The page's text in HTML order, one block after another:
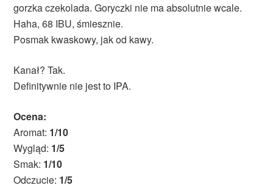
gorzka czekolada. Goryczki nie ma absolutnie wcale.
Haha, 68 IBU, śmiesznie.
Posmak kwaskowy, jak od kawy.
Kanał? Tak.
Definitywnie nie jest to IPA.
Ocena:
Aromat: 1/10
Wygląd: 1/5
Smak: 1/10
Odczucie: 1/5